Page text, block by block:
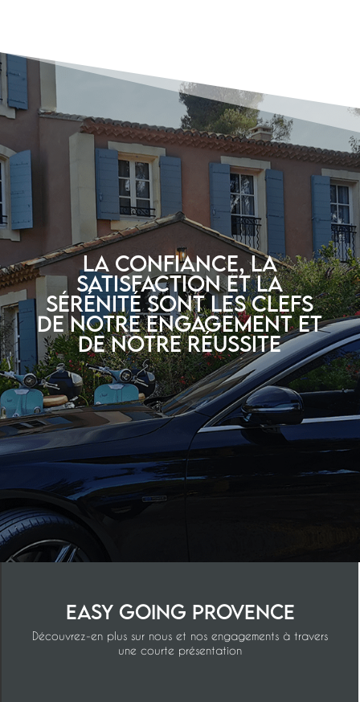
La confiance, la
satisfaction et la
sérénité sont les clefs
de notre engagement et
de notre réussite
Easy Going Provence
Découvrez-en plus sur nous et nos engagements à travers
une courte présentation